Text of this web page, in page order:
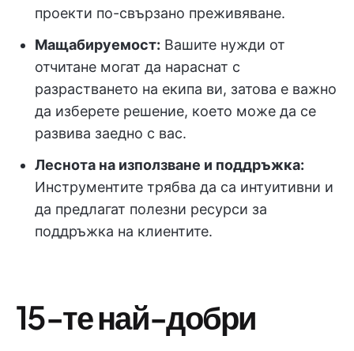
проекти по-свързано преживяване.
Мащабируемост: Вашите нужди от
отчитане могат да нараснат с
разрастването на екипа ви, затова е важно
да изберете решение, което може да се
развива заедно с вас.
Леснота на използване и поддръжка:
Инструментите трябва да са интуитивни и
да предлагат полезни ресурси за
поддръжка на клиентите.
15-те най-добри